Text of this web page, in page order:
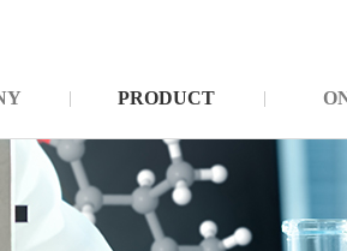
PRODUCT